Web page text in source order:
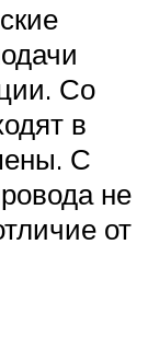
Со
в
С
не
от